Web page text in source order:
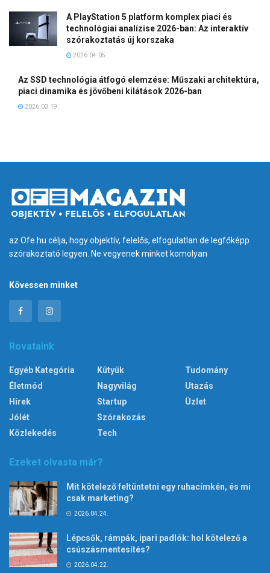
A PlayStation 5 platform komplex piaci és
technológiai analízise 2026-ban: Az interaktív
szórakoztatás új korszaka
2026.04.05.
Az SSD technológia átfogó elemzése: Műszaki architektúra,
piaci dinamika és jövőbeni kilátások 2026-ban
2026.03.19.
az Ofe.hu célja, hogy objektív, felelős, elfogulatlan de legfőképp
szórakoztató legyen. Ne vegyenek minket komolyan
Kövessen minket
Rovataink
Egyéb Kategória
Életmód
Hírek
Jólét
Közlekedés
Kütyük
Nagyvilág
Startup
Szórakozás
Tech
Tudomány
Utazás
Üzlet
Ezeket olvasta már?
Mit kötelező feltüntetni egy ruhacímkén, és mi
csak marketing?
2026.04.24.
Lépcsők, rámpák, ipari padlók: hol kötelező a
csúszásmentesítés?
2026.04.22.